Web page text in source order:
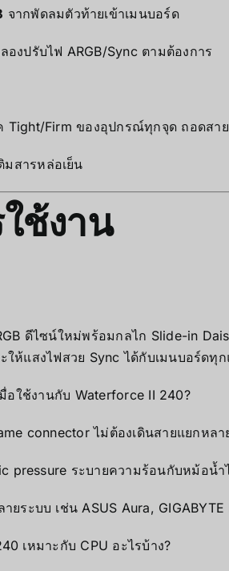
จากพัดลมตัวท้ายเข้าเมนบอร์ด
องปรับไฟ ARGB/Sync ตามต้องการ
Tight/Firm ของอุปกรณ์ทุกจุด ถอดสา
มสารหล่อเย็น
ช้งาน
ดีไซน์ใหม่พร้อมกลไก Slide-in
ให้แสงไฟสวย Sync ได้กับเมนบอร์ดทุ
อใช้งานกับ Waterforce II 240?
connector ไม่ต้องเดินสายแยกหล
pressure ระบายความร้อนกับหม้อน้ำ
ยระบบ เช่น ASUS Aura,
เหมาะกับ CPU อะไรบ้าง?